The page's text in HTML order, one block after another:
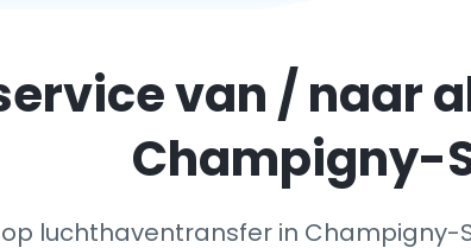
van / naar
Champigny-
luchthaventransfer in